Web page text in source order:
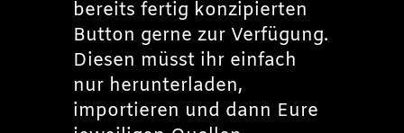
bereits fertig konzipierten
Button gerne zur Verfügung.
Diesen müsst ihr einfach
nur herunterladen,
importieren und dann Eure